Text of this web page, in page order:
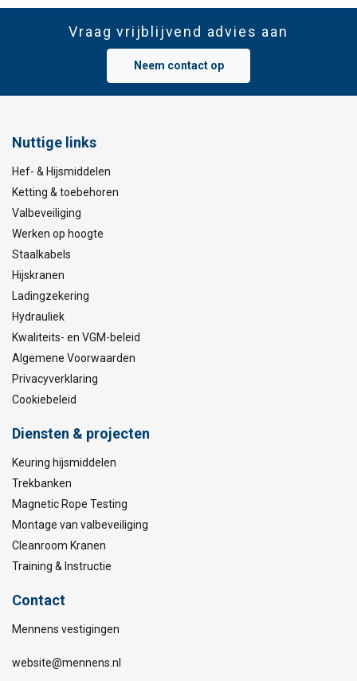
Vraag vrijblijvend advies aan
Neem contact op
Nuttige links
Hef- & Hijsmiddelen
Ketting & toebehoren
Valbeveiliging
Werken op hoogte
Staalkabels
Hijskranen
Ladingzekering
Hydrauliek
Kwaliteits- en VGM-beleid
Algemene Voorwaarden
Privacyverklaring
Cookiebeleid
Diensten & projecten
Keuring hijsmiddelen
Trekbanken
Magnetic Rope Testing
Montage van valbeveiliging
Cleanroom Kranen
Training & Instructie
Contact
Mennens vestigingen
website@mennens.nl